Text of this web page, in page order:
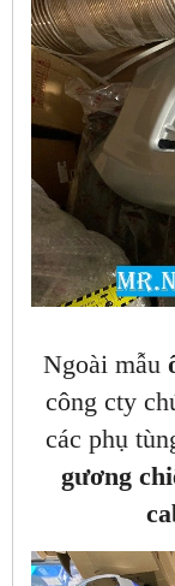
Ngoài mẫu
công cty
các phụ
gương